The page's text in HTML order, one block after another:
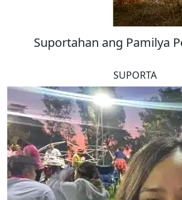
Suportahan ang Pamilya
SUPORTA